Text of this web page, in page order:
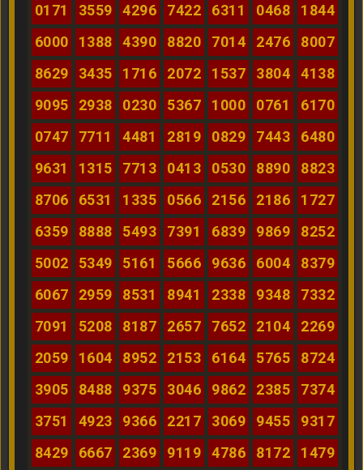
0171
3559 4296 7422 6311 0468
1844
6000
1388 4390 8820 7014 2476
8007
8629
3435 1716 2072 1537 3804
4138
9095
2938 0230 5367 1000 0761
6170
0747
7711 4481 2819 0829 7443
6480
9631
1315 7713 0413 0530 8890
8823
8706
6531 1335 0566 2156 2186
1727
6359
8888 5493 7391 6839 9869
8252
5002
5349 5161 5666 9636 6004
8379
6067
2959 8531 8941 2338 9348
7332
7091
5208 8187 2657 7652 2104
2269
2059
1604 8952 2153 6164 5765
8724
3905
8488 9375 3046 9862 2385
7374
3751
4923 9366 2217 3069 9455
9317
8429
6667 2369 9119 4786 8172
1479